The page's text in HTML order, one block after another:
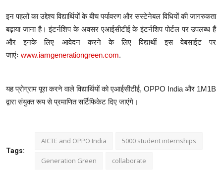
इन पहलों का उद्देश्य विद्यार्थियों के बीच पर्यावरण और सस्टेनेबल विधियों की जागरुकता
बढ़ाया जाना है। इंटर्नशिप के अवसर एआईसीटीई के इंटर्नशिप पोर्टल पर उपलब्ध हैं
और इनके लिए आवेदन करने के लिए विद्यार्थी इस वेबसाईट पर
जाएंः www.iamgenerationgreen.com.
यह प्रोग्राम पूरा करने वाले विद्यार्थियों को एआईसीटीई, OPPO India और 1M1B
द्वारा संयुक्त रूप से प्रमाणित सर्टिफिकेट दिए जाएंगे।
Tags:
AICTE and OPPO India 5000 student internships
Generation Green collaborate